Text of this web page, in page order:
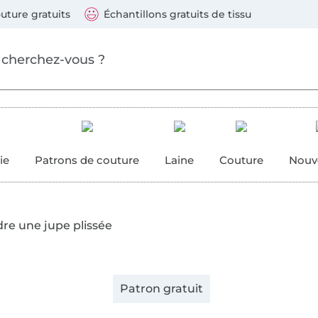
gratuits Échantillons gratuits de tissu
Patrons de couture Laine Couture
une jupe plissée
Patron gratuit
suivants : Visa, Mastercard, Carte bleue, PayPal,